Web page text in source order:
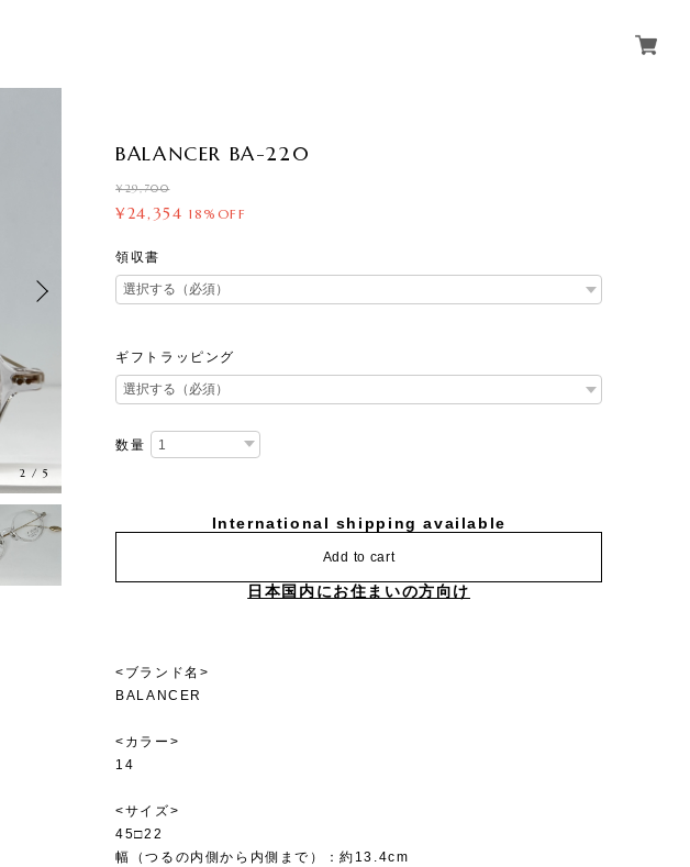
2/5
BALANCER BA-220
¥29,700
¥24,354 18%OFF
領収書
ギフトラッピング
数量
International shipping available
Add to cart
日本国内にお住まいの方向け
<ブランド名>
BALANCER
<カラー>
14
<サイズ>
45□22
幅（つるの内側から内側まで）：約13.4cm